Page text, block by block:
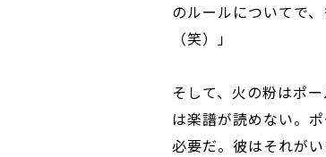
のルールについてで
（笑）」
そして、火の粉はポ
は楽譜が読めない。
必要だ。彼はそれが